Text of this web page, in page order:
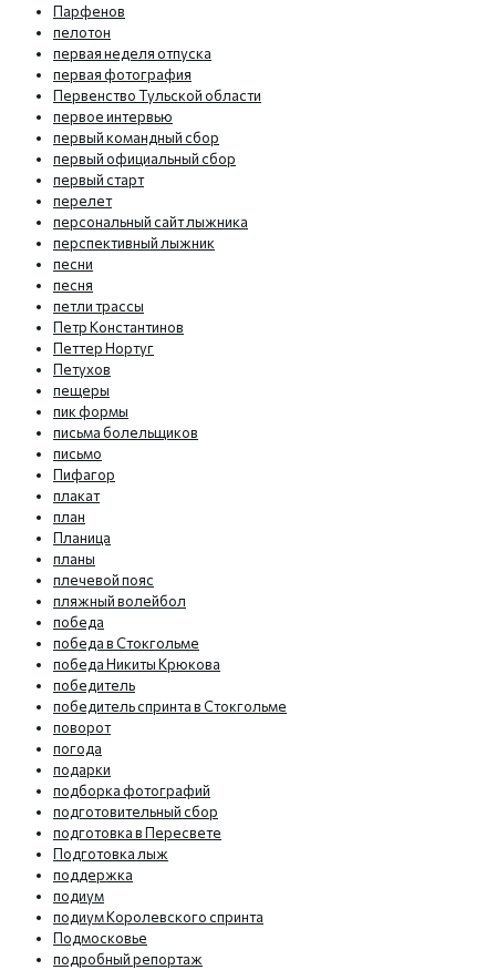
Парфенов
пелотон
первая неделя отпуска
первая фотография
Первенство Тульской области
первое интервью
первый командный сбор
первый официальный сбор
первый старт
перелет
персональный сайт лыжника
перспективный лыжник
песни
песня
петли трассы
Петр Константинов
Петтер Нортуг
Петухов
пещеры
пик формы
письма болельщиков
письмо
Пифагор
плакат
план
Планица
планы
плечевой пояс
пляжный волейбол
победа
победа в Стокгольме
победа Никиты Крюкова
победитель
победитель спринта в Стокгольме
поворот
погода
подарки
подборка фотографий
подготовительный сбор
подготовка в Пересвете
Подготовка лыж
поддержка
подиум
подиум Королевского спринта
Подмосковье
подробный репортаж